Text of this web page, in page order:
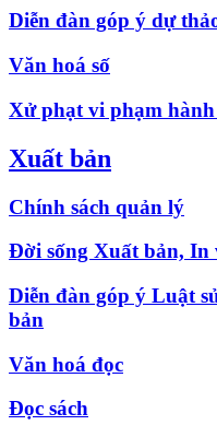
Diễn đàn góp ý dự
Văn hoá số
Xử phạt vi phạm
Xuất bản
Chính sách quản lý
Đời sống Xuất bản, In
Diễn đàn góp ý Luật
bản
Văn hoá đọc
Đọc sách